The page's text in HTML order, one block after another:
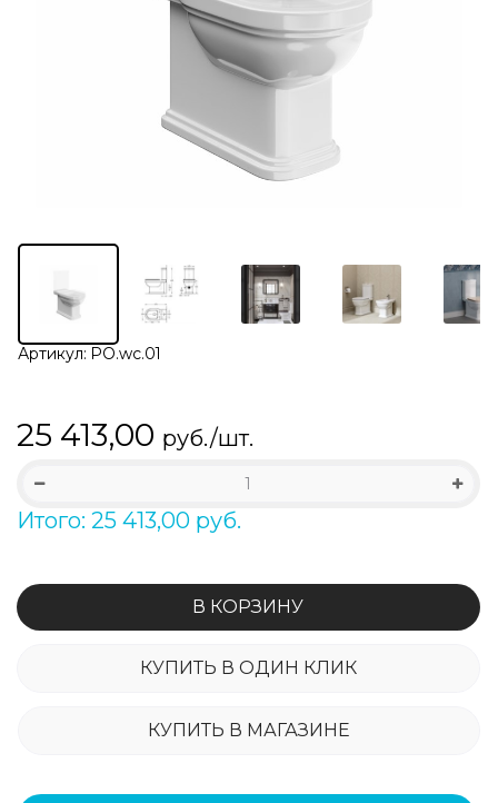
Артикул: PO.wc.01
25 413,00 руб./шт.
Итого: 25 413,00 руб.
В КОРЗИНУ
КУПИТЬ В ОДИН КЛИК
КУПИТЬ В МАГАЗИНЕ